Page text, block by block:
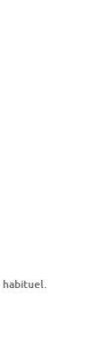
habituel.